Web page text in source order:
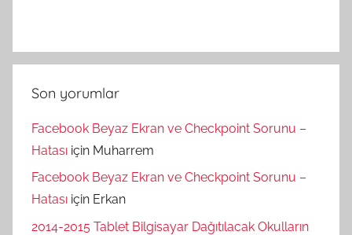
Son yorumlar
Facebook Beyaz Ekran ve Checkpoint Sorunu –
Hatası için Muharrem
Facebook Beyaz Ekran ve Checkpoint Sorunu –
Hatası için Erkan
2014-2015 Tablet Bilgisayar Dağıtılacak Okulların